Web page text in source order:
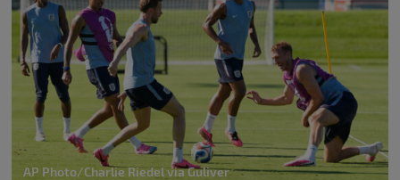
AP Photo/Charlie Riedel via Guliver